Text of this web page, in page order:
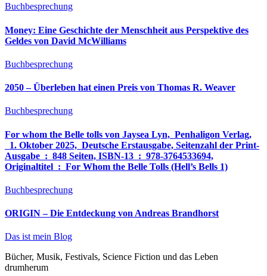
Buchbesprechung
Money: Eine Geschichte der Menschheit aus Perspektive des
Geldes von David McWilliams
Buchbesprechung
2050 – Überleben hat einen Preis von Thomas R. Weaver
Buchbesprechung
For whom the Belle tolls von Jaysea Lyn, ‎ Penhaligon Verlag,
‎ 1. Oktober 2025, ‎ Deutsche Erstausgabe, Seitenzahl der Print-
Ausgabe ‏ : ‎ 848 Seiten, ISBN-13 ‏ : ‎ 978-3764533694,
Originaltitel ‏ : ‎ For Whom the Belle Tolls (Hell’s Bells 1)
Buchbesprechung
ORIGIN – Die Entdeckung von Andreas Brandhorst
Das ist mein Blog
Bücher, Musik, Festivals, Science Fiction und das Leben
drumherum